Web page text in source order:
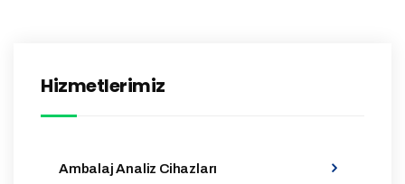
Hizmetlerimiz
Ambalaj Analiz Cihazları